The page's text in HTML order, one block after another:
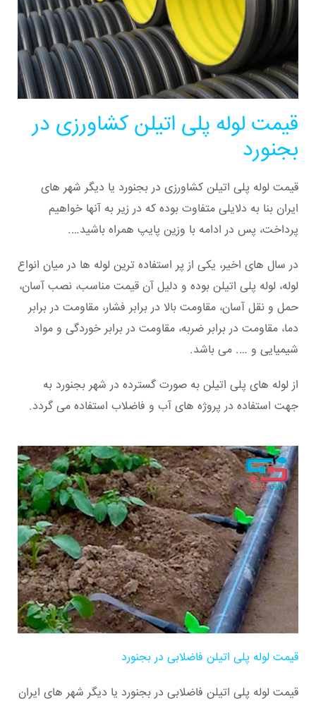
قیمت لوله پلی اتیلن کشاورزی در
بجنورد
قیمت لوله پلی اتیلن کشاورزی در بجنورد یا دیگر شهر های
ایران بنا به دلایلی متفاوت بوده که در زیر به آنها خواهیم
پرداخت، پس در ادامه با وزین پایپ همراه باشید….
در سال های اخیر، یکی از پر استفاده ترین لوله ها در میان انواع
لوله، لوله پلی اتیلن بوده و دلیل آن قیمت مناسب، نصب آسان،
حمل و نقل آسان، مقاومت بالا در برابر فشار، مقاومت در برابر
دما، مقاومت در برابر ضربه، مقاومت در برابر خوردگی و مواد
شیمیایی و …. می باشد.
از لوله های پلی اتیلن به صورت گسترده در شهر بجنورد به
جهت استفاده در پروژه های آب و فاضلاب استفاده می گردد.
قیمت لوله پلی اتیلن فاضلابی در بجنورد
قیمت لوله پلی اتیلن فاضلابی در بجنورد یا دیگر شهر های ایران